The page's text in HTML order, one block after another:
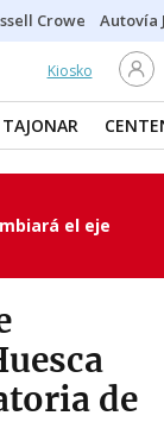
Crowe Autovía
Kiosko
TAJONAR
el eje
de